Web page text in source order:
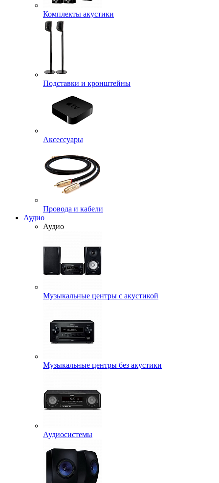
Комплекты акустики
Подставки и кронштейны
Аксессуары
Провода и кабели
Аудио
Аудио
Музыкальные центры с акустикой
Музыкальные центры без акустики
Аудиосистемы